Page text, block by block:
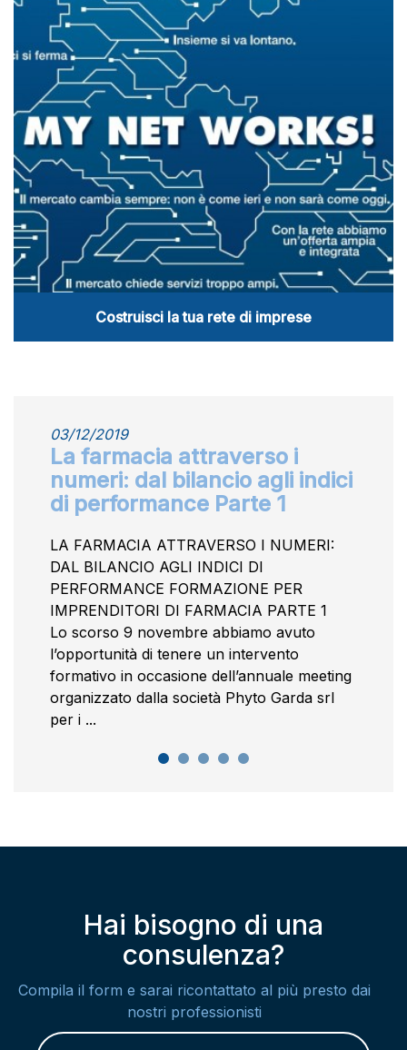
Costruisci la tua rete di imprese
03/12/2019
La farmacia attraverso i
numeri: dal bilancio agli indici
di performance Parte 1
LA FARMACIA ATTRAVERSO I NUMERI:
DAL BILANCIO AGLI INDICI DI
PERFORMANCE FORMAZIONE PER
IMPRENDITORI DI FARMACIA PARTE 1
Lo scorso 9 novembre abbiamo avuto
l’opportunità di tenere un intervento
formativo in occasione dell’annuale meeting
organizzato dalla società Phyto Garda srl
per i ...
Hai bisogno di una
consulenza?
Compila il form e sarai ricontattato al più presto dai
nostri professionisti